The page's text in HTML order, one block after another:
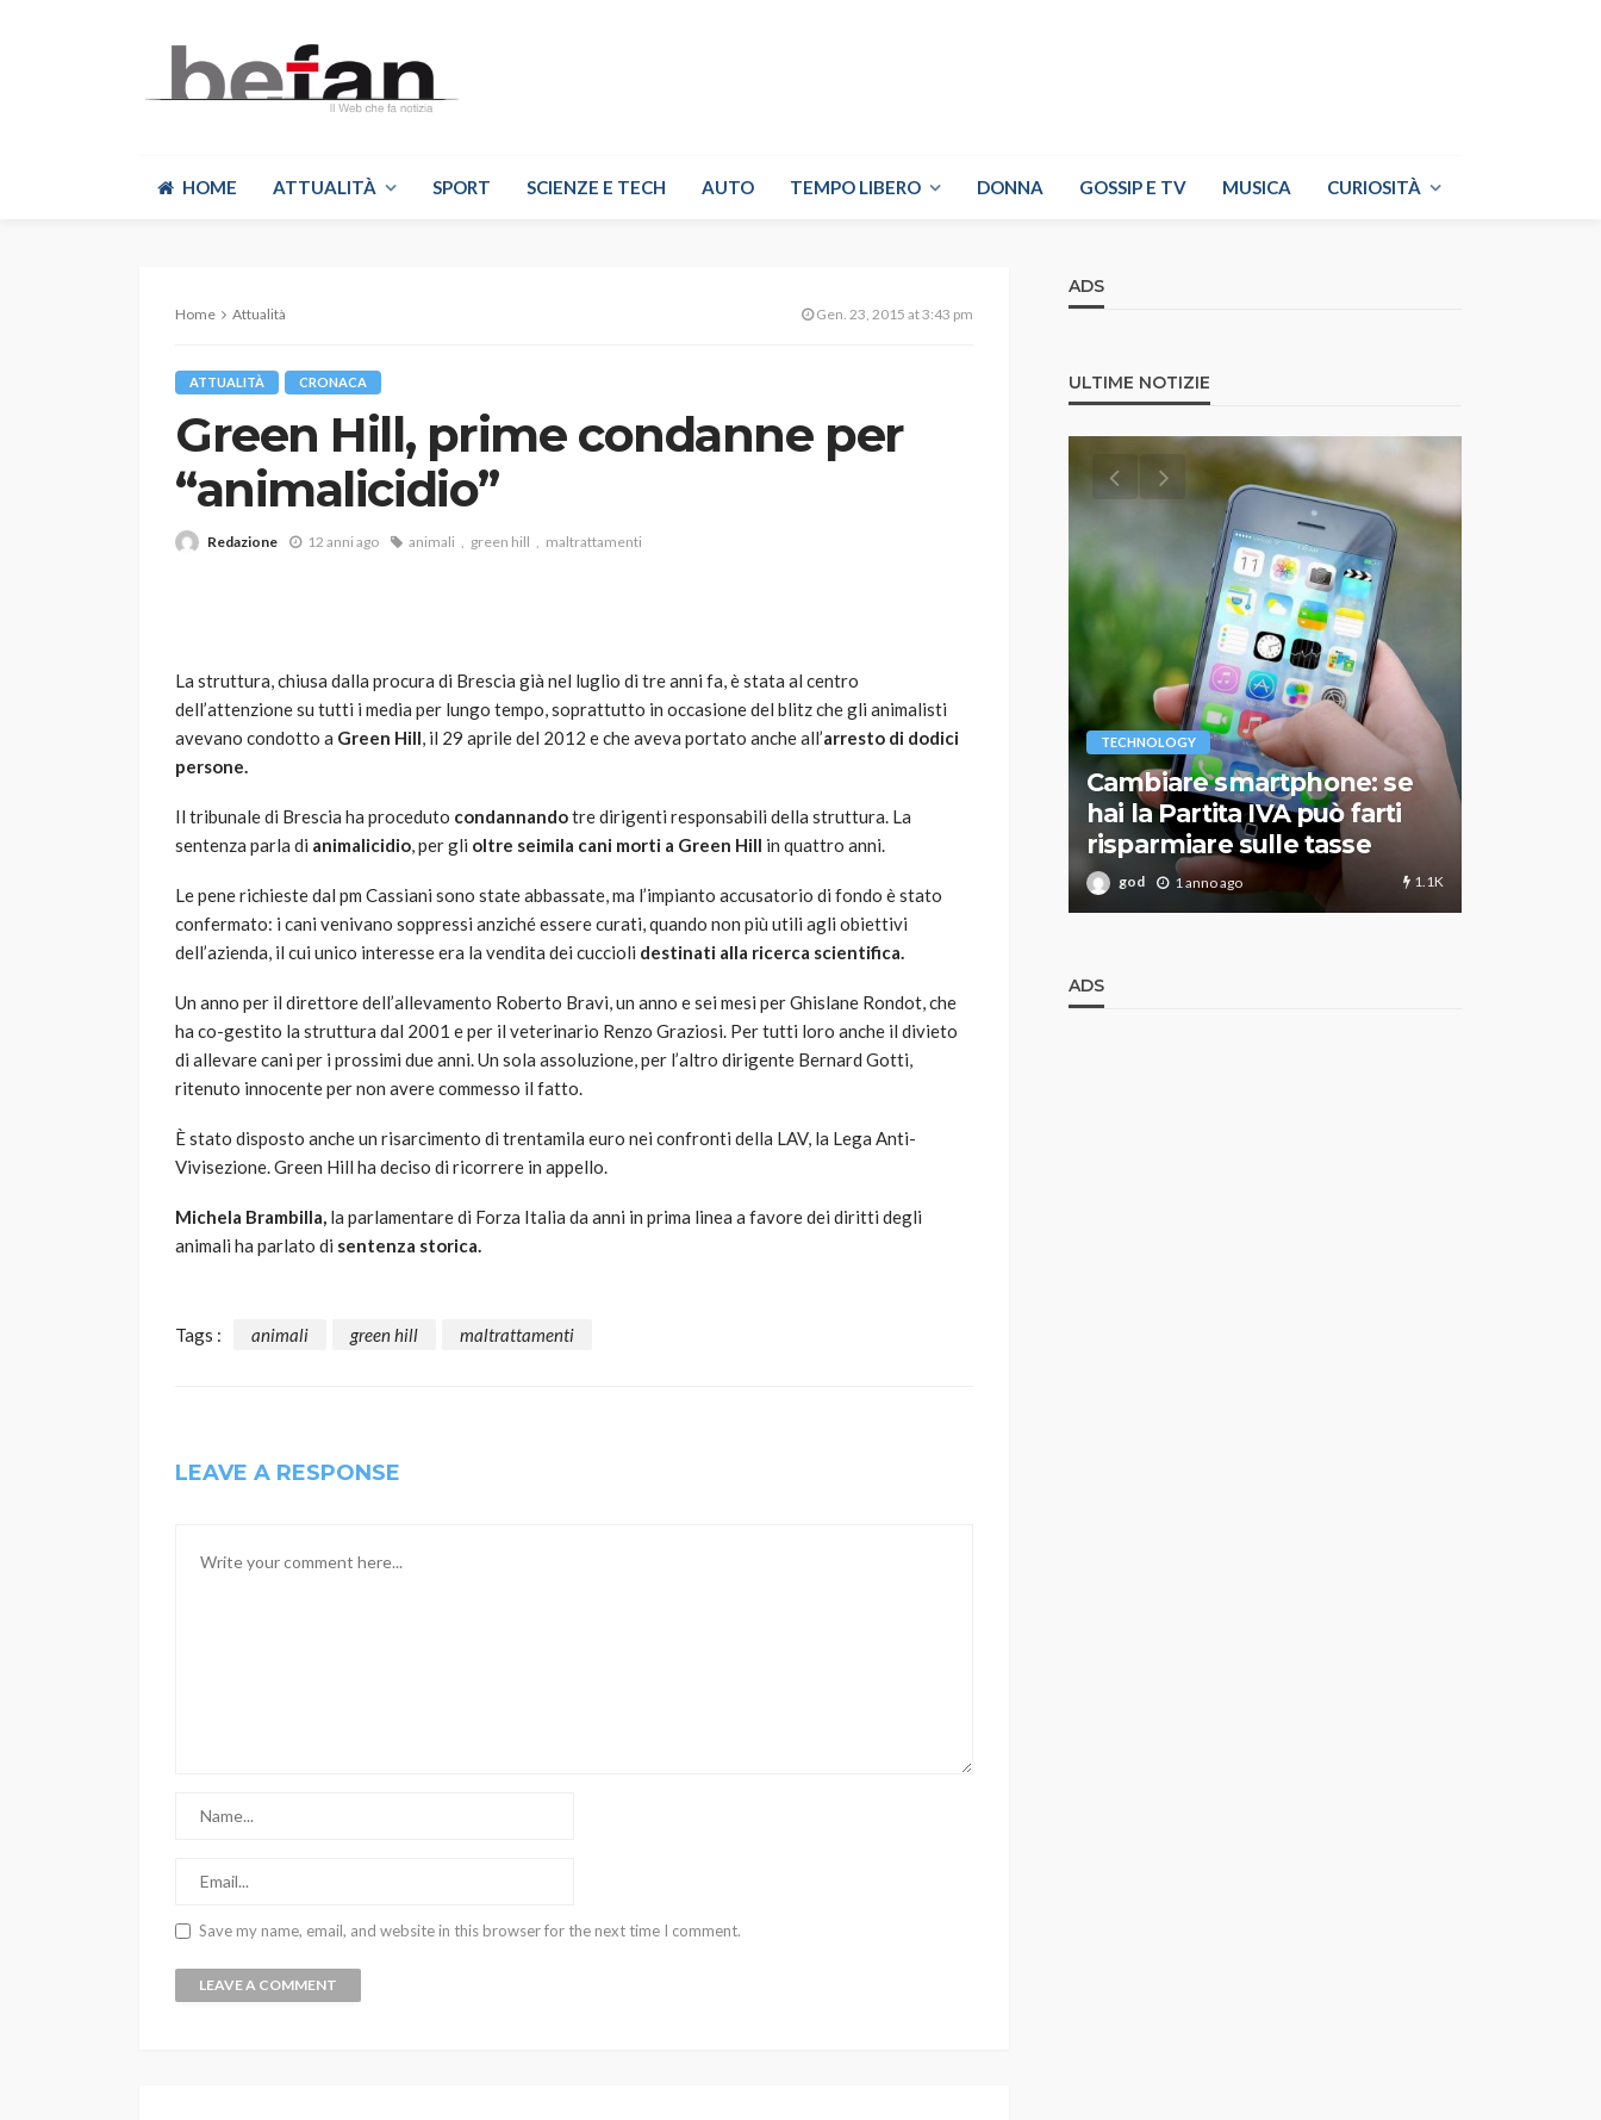
HOME ATTUALITÀ SPORT SCIENZE E TECH AUTO TEMPO LIBERO DONNA GOSSIP E TV MUSICA CURIOSITÀ
Home Attualità Gen. 23, 2015 at 3:43 pm
ATTUALITÀ CRONACA
Green Hill, prime condanne per
“animalicidio”
Redazione 12 anni ago animali green hill maltrattamenti
La struttura, chiusa dalla procura di Brescia già nel luglio di tre anni fa, è stata al centro
dell’attenzione su tutti i media per lungo tempo, soprattutto in occasione del blitz che gli animalisti
avevano condotto a Green Hill, il 29 aprile del 2012 e che aveva portato anche all’arresto di dodici
persone.
Il tribunale di Brescia ha proceduto condannandotre dirigenti responsabili della struttura. La
sentenza parla di animalicidio, per gli oltre seimila cani morti a Green Hill in quattro anni.
Le pene richieste dal pm Cassiani sono state abbassate, ma l’impianto accusatorio di fondo è stato
confermato: i cani venivano soppressi anziché essere curati, quando non più utili agli obiettivi
dell’azienda, il cui unico interesse era la vendita dei cuccioli destinati alla ricerca scientifica.
Un anno per il direttore dell’allevamento Roberto Bravi, un anno e sei mesi per Ghislane Rondot, che
ha co-gestito la struttura dal 2001 e per il veterinario Renzo Graziosi. Per tutti loro anche il divieto
di allevare cani per i prossimi due anni. Un sola assoluzione, per l’altro dirigente Bernard Gotti,
ritenuto innocente per non avere commesso il fatto.
È stato disposto anche un risarcimento di trentamila euro nei confronti della LAV, la Lega Anti-
Vivisezione. Green Hill ha deciso di ricorrere in appello.
Michela Brambilla, la parlamentare di Forza Italia da anni in prima linea a favore dei diritti degli
animali ha parlato di sentenza storica.
Tags : animali green hill maltrattamenti
LEAVE A RESPONSE
Save my name, email, and website in this browser for the next time I comment.
ADS
ULTIME NOTIZIE
Robot tagliaerba: quale
scegliere per il tuo prato
AUTO SPORT
MG alle Final 8 di Coppa
Davis: tennis mondiale e
l’automobilismo
abbracciano la stessa causa
TECHNOLOGY
Cambiare smartphone: se
hai la Partita IVA può farti
risparmiare sulle tasse
god 1 anno ago 1.1K
ADS